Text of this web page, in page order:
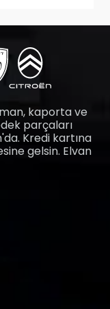
kaporta ve
parçaları
Kredi kartına
gelsin. Elvan